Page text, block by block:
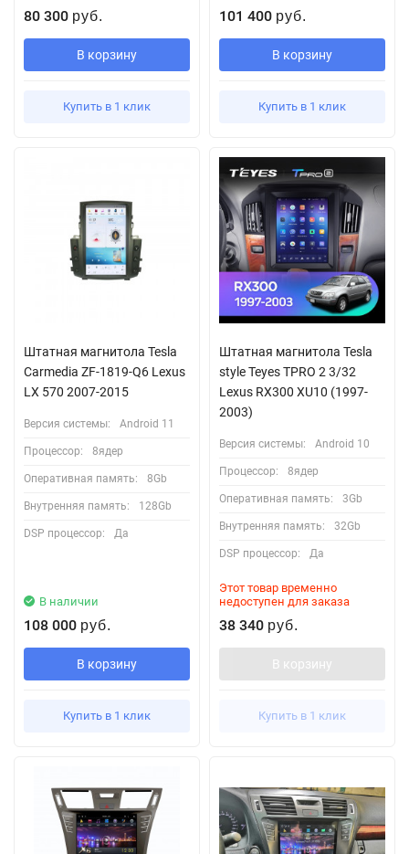
80 300 руб.
В корзину
Купить в 1 клик
101 400 руб.
В корзину
Купить в 1 клик
Штатная магнитола Tesla
Сarmedia ZF-1819-Q6 Lexus
LX 570 2007-2015
Версия системы: Android 11
Процессор: 8ядер
Оперативная память: 8Gb
Внутренняя память: 128Gb
DSP процессор: Да
В наличии
108 000 руб.
В корзину
Купить в 1 клик
Штатная магнитола Tesla
style Teyes TPRO 2 3/32
Lexus RX300 XU10 (1997-
2003)
Версия системы: Android 10
Процессор: 8ядер
Оперативная память: 3Gb
Внутренняя память: 32Gb
DSP процессор: Да
Этот товар временно
недоступен для заказа
38 340 руб.
В корзину
Купить в 1 клик